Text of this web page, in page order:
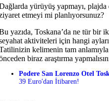
yürüyüş yapmayı,
etmeyi mi planlıyorsunuz?
yazıda, Toskana’da ne tür bir
aktiviteleri için hangi
kelimenin tam
biraz araştırma
Podere San Lorenzo Otel
39 Euro'dan İtibaren!